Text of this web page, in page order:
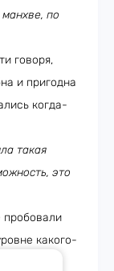
по
говоря,
и пригодна
когда-
такая
это
пробовали
какого-